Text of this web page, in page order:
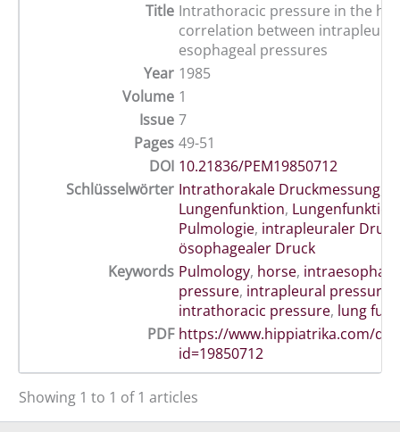
Title Intrathoracic pressure in the
correlation between
esophageal pressures
Year 1985
Volume 1
Issue 7
Pages 49-51
DOI 10.21836/PEM19850712
Schlüsselwörter Intrathorakale Druckmessung
Lungenfunktion,
Pulmologie, intrapleuraler Druck
ösophagealer Druck
Keywords Pulmology, horse,
pressure, intrapleural pressure
intrathoracic pressure, lung
PDF https://www.hippiatrika.com/
id=19850712
Showing 1 to 1 of 1 articles